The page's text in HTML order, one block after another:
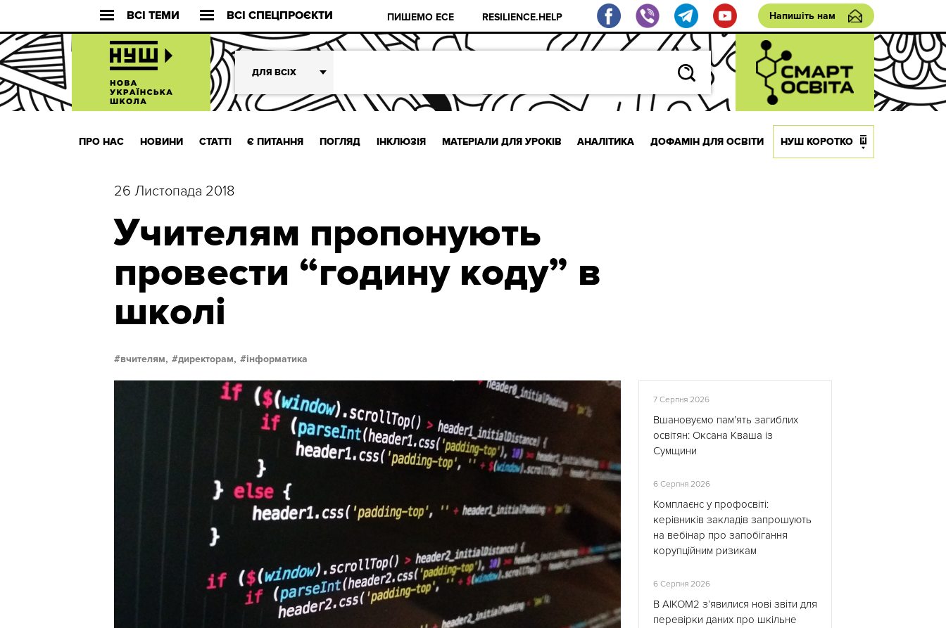
ВСІ ТЕМИ ВСІ СПЕЦПРОЄКТИ ПИШЕМО ЕСЕ RESILIENCE.HELP Напишіть нам
ДЛЯ ВСІХ
ПРО НАС НОВИНИ СТАТТІ Є ПИТАННЯ ПОГЛЯД ІНКЛЮЗІЯ МАТЕРІАЛИ ДЛЯ УРОКІВ АНАЛІТИКА ДОФАМІН ДЛЯ ОСВІТИ НУШ КОРОТКО
26 Листопада 2018
Учителям пропонують
провести “годину коду” в
школі
вчителям, директорам, інформатика
7 Серпня 2026
Вшановуємо пам’ять загиблих
освітян: Оксана Кваша із
Сумщини
6 Серпня 2026
Комплаєнс у профосвіті:
керівників закладів запрошують
на вебінар про запобігання
корупційним ризикам
6 Серпня 2026
В АІКОМ2 з’явилися нові звіти для
перевірки даних про шкільне